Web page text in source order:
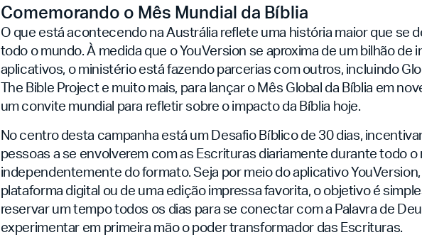
Comemorando o Mês Mundial da Bíblia
O que está acontecendo na Austrália reflete uma história maior que se
todo o mundo. À medida que o YouVersion se aproxima de um bilhão de
aplicativos, o ministério está fazendo parcerias com outros, incluindo
The Bible Project e muito mais, para lançar o Mês Global da Bíblia em
um convite mundial para refletir sobre o impacto da Bíblia hoje.
No centro desta campanha está um Desafio Bíblico de 30 dias,
pessoas a se envolverem com as Escrituras diariamente durante todo o
independentemente do formato. Seja por meio do aplicativo
plataforma digital ou de uma edição impressa favorita, o objetivo é
reservar um tempo todos os dias para se conectar com a Palavra de
experimentar em primeira mão o poder transformador das Escrituras.